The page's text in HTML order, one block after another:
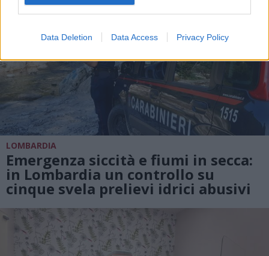
Data Deletion Data Access Privacy Policy
LOMBARDIA
Emergenza siccità e fiumi in secca:
in Lombardia un controllo su
cinque svela prelievi idrici abusivi